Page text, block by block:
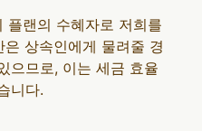
플랜의 수혜자로 저희를
상속인에게 물려줄 경
으므로, 이는 세금 효율
니다.